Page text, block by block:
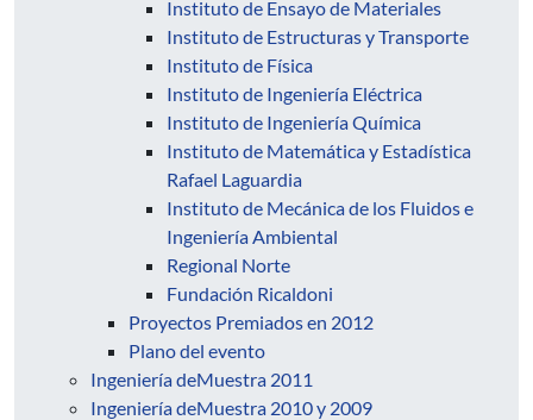
Instituto de Ensayo de Materiales
Instituto de Estructuras y Transporte
Instituto de Física
Instituto de Ingeniería Eléctrica
Instituto de Ingeniería Química
Instituto de Matemática y Estadística
Rafael Laguardia
Instituto de Mecánica de los Fluidos e
Ingeniería Ambiental
Regional Norte
Fundación Ricaldoni
Proyectos Premiados en 2012
Plano del evento
Ingeniería deMuestra 2011
Ingeniería deMuestra 2010 y 2009